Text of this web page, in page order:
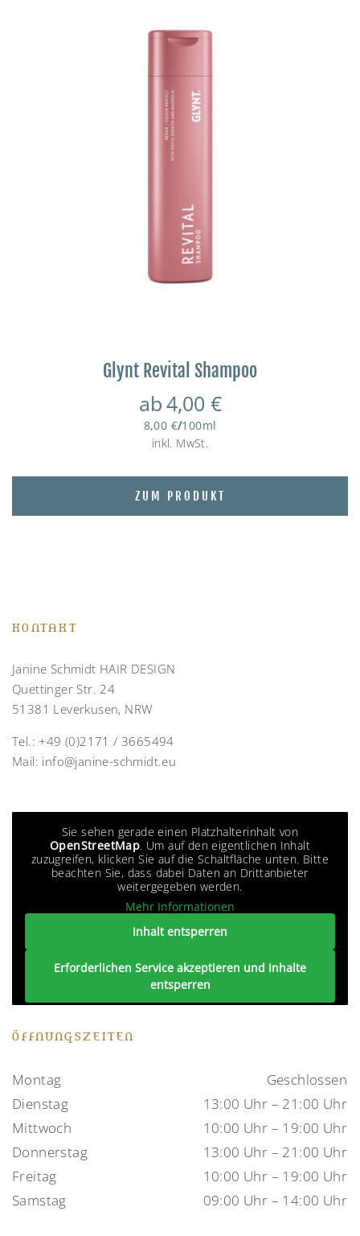
Glynt Revital Shampoo
ab4,00 €
8,00 €/100ml
inkl. MwSt.
ZUM PRODUKT
KONTAKT
Janine Schmidt HAIR DESIGN
Quettinger Str. 24
51381 Leverkusen, NRW
Tel.:+49 (0)2171 / 3665494
Mail: info@janine-schmidt.eu
Sie sehen gerade einen Platzhalterinhalt von
OpenStreetMap. Um auf den eigentlichen Inhalt
zuzugreifen, klicken Sie auf die Schaltfläche unten. Bitte
beachten Sie, dass dabei Daten an Drittanbieter
weitergegeben werden.
Mehr Informationen
Inhalt entsperren
Erforderlichen Service akzeptieren und Inhalte
entsperren
ÖFFNUNGSZEITEN
Montag
Geschlossen
Dienstag
13:00 Uhr – 21:00 Uhr
Mittwoch
10:00 Uhr – 19:00 Uhr
Donnerstag
13:00 Uhr – 21:00 Uhr
Freitag
10:00 Uhr – 19:00 Uhr
Samstag
09:00 Uhr – 14:00 Uhr